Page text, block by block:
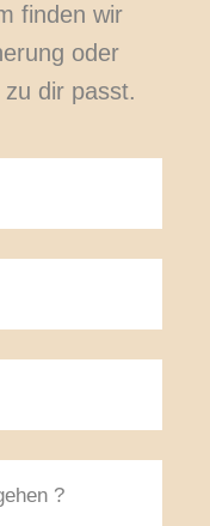
finden wir
oder
dir passt.